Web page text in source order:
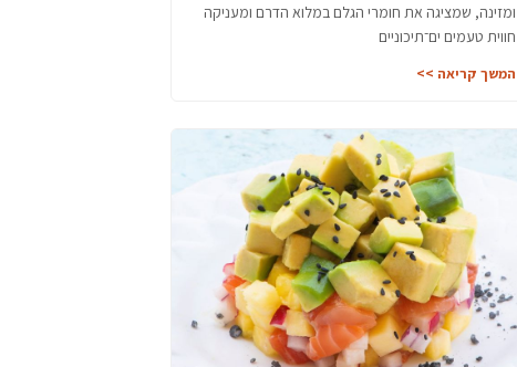
ומזינה, שמציגה את חומרי הגלם במלוא הדרם ומעניקה
חווית טעמים ים־תיכוניים
המשך קריאה >>